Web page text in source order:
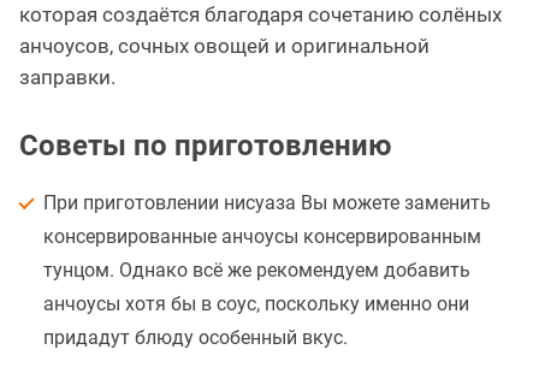
которая создаётся благодаря сочетанию солёных
анчоусов, сочных овощей и оригинальной
заправки.
Советы по приготовлению
При приготовлении нисуаза Вы можете заменить
консервированные анчоусы консервированным
тунцом. Однако всё же рекомендуем добавить
анчоусы хотя бы в соус, поскольку именно они
придадут блюду особенный вкус.